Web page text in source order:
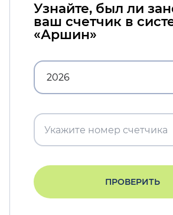
Узнайте, был ли
ваш счетчик в
«Аршин»
ПРОВЕРИТЬ